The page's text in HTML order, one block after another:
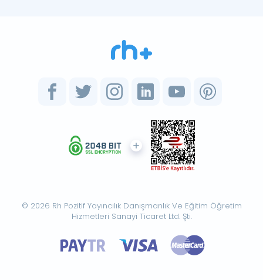
© 2026 Rh Pozitif Yayıncılık Danışmanlık Ve Eğitim Öğretim
Hizmetleri Sanayi Ticaret Ltd. Şti.